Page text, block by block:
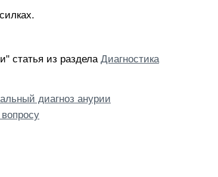
статья из раздела Диагностика
диагноз анурии